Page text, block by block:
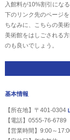
入館料が10%割引にな
下のリンク先のページ
ちなみに、こちらの美術
美術館をはしごされる
のも良いでしょう。
基本情報
【所在地】〒401-0304
【電話】0555-76-6789
【営業時間】9:00～